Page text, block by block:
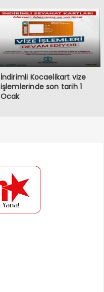
İndirimli Kocaelikart vize
işlemlerinde son tarih 1
Ocak